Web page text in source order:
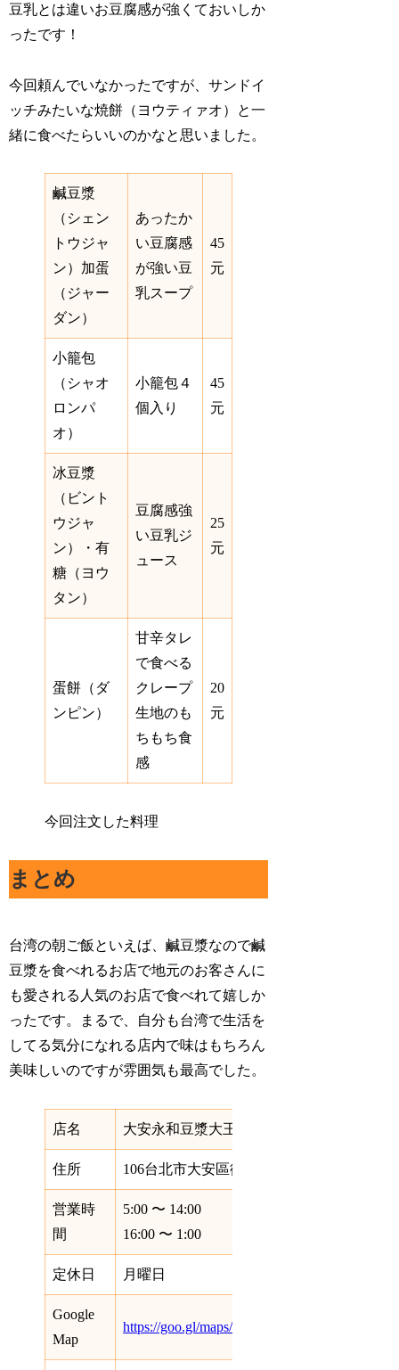
豆乳とは違いお豆腐感が強くておいしか
ったです！
今回頼んでいなかったですが、サンドイ
ッチみたいな焼餅（ヨウティァオ）と一
緒に食べたらいいのかなと思いました。
鹹豆漿
（シェン
トウジャ
ン）加蛋
（ジャー
ダン）
あったか
い豆腐感
が強い豆
乳スープ
45
元
小籠包
（シャオ
ロンパ
オ）
小籠包４
個入り
45
元
冰豆漿
（ビント
ウジャ
ン）・有
糖（ヨウ
タン）
豆腐感強
い豆乳ジ
ュース
25
元
蛋餅（ダ
ンピン）
甘辛タレ
で食べる
クレープ
生地のも
ちもち食
感
20
元
今回注文した料理
まとめ
台湾の朝ご飯といえば、鹹豆漿なので鹹
豆漿を食べれるお店で地元のお客さんに
も愛される人気のお店で食べれて嬉しか
ったです。まるで、自分も台湾で生活を
してる気分になれる店内で味はもちろん
美味しいのですが雰囲気も最高でした。
店名 大安永和豆漿大王
住所 106台北市大安區復興南路二段102號
営業時
間
5:00 〜 14:00
16:00 〜 1:00
定休日 月曜日
Google
Map
https://goo.gl/maps/w86VKYvtAMvNGkme7